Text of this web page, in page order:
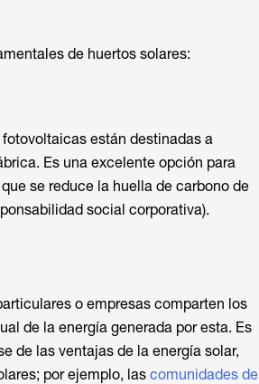
de huertos solares:
están destinadas a
Es una excelente opción para
se reduce la huella de carbono de
social corporativa).
o empresas comparten los
de la energía generada por esta. Es
de las ventajas de la energía solar,
por ejemplo, las comunidades de